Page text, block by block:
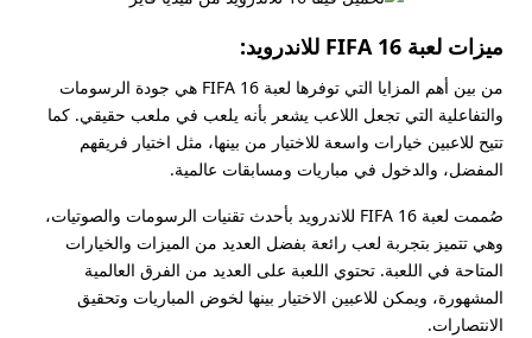
ميزات لعبة FIFA 16 للاندرويد:
من بين أهم المزايا التي توفرها لعبة FIFA 16 هي جودة الرسومات
والتفاعلية التي تجعل اللاعب يشعر بأنه يلعب في ملعب حقيقي. كما
تتيح للاعبين خيارات واسعة للاختيار من بينها، مثل اختيار فريقهم
المفضل، والدخول في مباريات ومسابقات عالمية.
صُممت لعبة FIFA 16 للاندرويد بأحدث تقنيات الرسومات والصوتيات،
وهي تتميز بتجربة لعب رائعة بفضل العديد من الميزات والخيارات
المتاحة في اللعبة. تحتوي اللعبة على العديد من الفرق العالمية
المشهورة، ويمكن للاعبين الاختيار بينها لخوض المباريات وتحقيق
الانتصارات.